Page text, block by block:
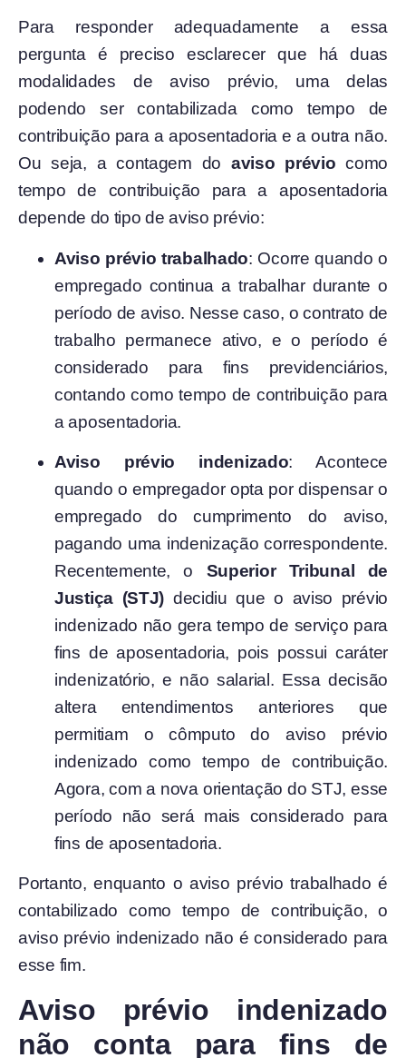
Para responder adequadamente a essa
pergunta é preciso esclarecer que há duas
modalidades de aviso prévio, uma delas
podendo ser contabilizada como tempo de
contribuição para a aposentadoria e a outra não.
Ou seja, a contagem do aviso prévio como
tempo de contribuição para a aposentadoria
depende do tipo de aviso prévio:
Aviso prévio trabalhado: Ocorre quando o
empregado continua a trabalhar durante o
período de aviso. Nesse caso, o contrato de
trabalho permanece ativo, e o período é
considerado para fins previdenciários,
contando como tempo de contribuição para
a aposentadoria.
Aviso prévio indenizado: Acontece
quando o empregador opta por dispensar o
empregado do cumprimento do aviso,
pagando uma indenização correspondente.
Recentemente, o Superior Tribunal de
Justiça (STJ) decidiu que o aviso prévio
indenizado não gera tempo de serviço para
fins de aposentadoria, pois possui caráter
indenizatório, e não salarial. Essa decisão
altera entendimentos anteriores que
permitiam o cômputo do aviso prévio
indenizado como tempo de contribuição.
Agora, com a nova orientação do STJ, esse
período não será mais considerado para
fins de aposentadoria.
Portanto, enquanto o aviso prévio trabalhado é
contabilizado como tempo de contribuição, o
aviso prévio indenizado não é considerado para
esse fim.
Aviso prévio indenizado
não conta para fins de